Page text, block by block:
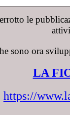
le
sono ora
LA
https://